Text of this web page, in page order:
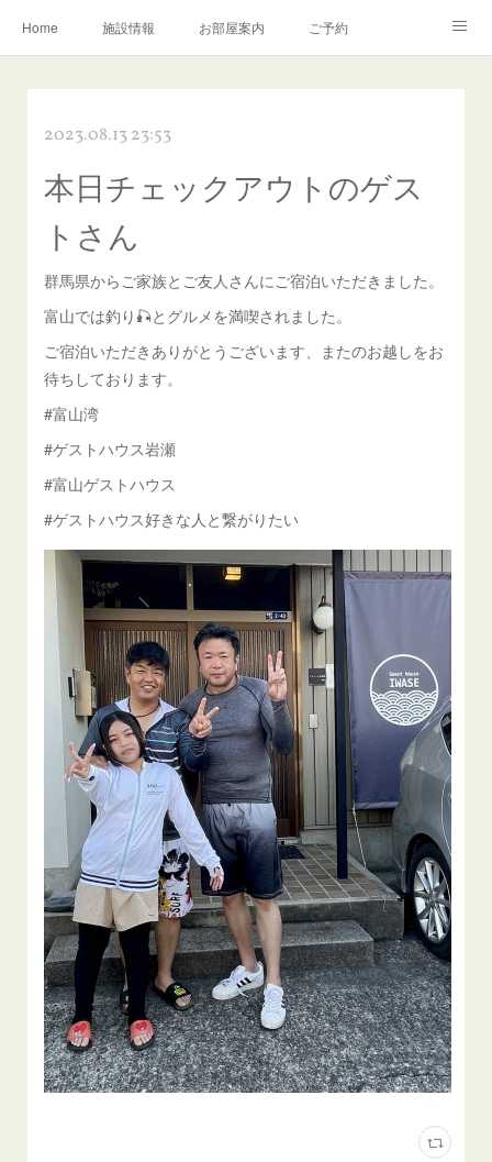
Home 施設情報 お部屋案内 ご予約
お問い合わせ／Q&A
2023.08.13 23:53
本日チェックアウトのゲス
トさん
群馬県からご家族とご友人さんにご宿泊いただきました。
富山では釣り🎣とグルメを満喫されました。
ご宿泊いただきありがとうございます、またのお越しをお
待ちしております。
#富山湾
#ゲストハウス岩瀬
#富山ゲストハウス
#ゲストハウス好きな人と繋がりたい